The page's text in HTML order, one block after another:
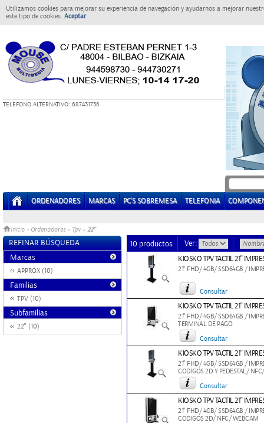
Utilizamos cookies para mejorar su experiencia de navegación y ayudarnos a mejorar
este tipo de cookies. Aceptar
TELEFONO ALTERNATIVO: 687431736
ORDENADORES MARCAS PC'S SOBREMESA TELEFONIA
Inicio > Ordenadores » Tpv » 22"
REFINAR BÚSQUEDA
Marcas
APPROX (10)
Familias
TPV (10)
Subfamilias
22" (10)
10 productos Ver:
KIOSKO TPV TACTIL 21''
21" FHD/ 4GB/ SSD64GB /
Consultar
KIOSKO TPV TACTIL 21''
21" FHD/ 4GB/ SSD64GB /
TERMINAL DE PAGO
Consultar
KIOSKO TPV TACTIL 21''
21" FHD/ 4GB/ SSD64GB /
CODIGOS 2D Y PEDESTAL/
Consultar
KIOSKO TPV TACTIL 21''
21" FHD/ 4GB/ SSD64GB /
CODIGOS 2D/ NFC/ WEBCAM